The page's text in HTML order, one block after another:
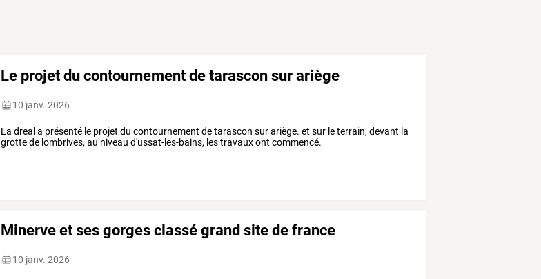
Le projet du contournement de tarascon sur ariège
10 janv. 2026
La dreal a présenté le projet du contournement de tarascon sur ariège. et sur le terrain, devant la
grotte de lombrives, au niveau d'ussat-les-bains, les travaux ont commencé.
Minerve et ses gorges classé grand site de france
10 janv. 2026